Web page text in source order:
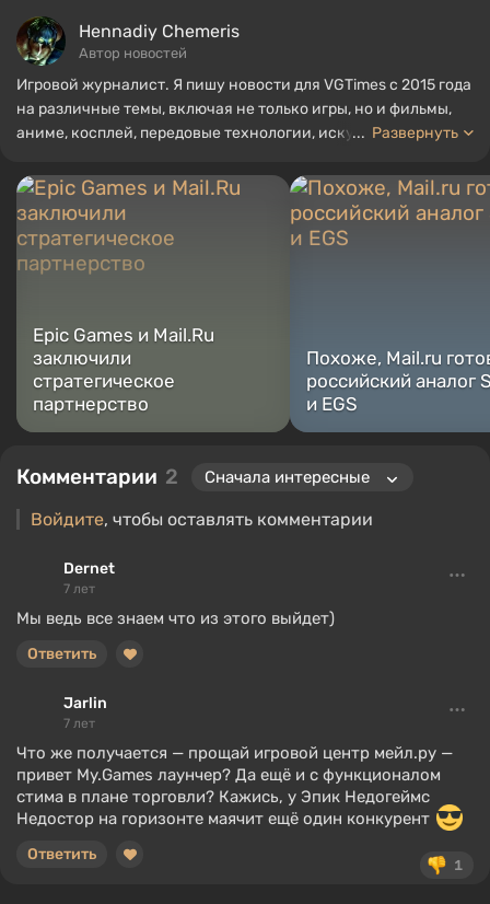
Hennadiy Chemеris
Автор новостей
Игровой журналист. Я пишу новости для VGTimes с 2015 года
на различные темы, включая не только игры, но и фильмы,
аниме, косплей, передовые технологии, искусственный
нескольких обзоров, топов, компиляций и других статей,
связанных с видеоиграми. Я собираю различные игровые
сувениры, включая фигурки, постеры, старые консоли и
многое другое. У меня есть живой интерес к ретро-играм. Я
играю с начала 2000-х на PC и консолях.
... Развернуть
Epic Games и Mail.Ru
заключили
стратегическое
партнерство
Похоже, Mail.ru
российский аналог
и EGS
Комментарии 2
Войдите, чтобы оставлять комментарии
Dernet
7 лет
Мы ведь все знаем что из этого выйдет)
Ответить
Jarlin
7 лет
Что же получается — прощай игровой центр мейл.ру —
привет My.Games лаунчер? Да ещё и с функционалом
стима в плане торговли? Кажись, у Эпик Недогеймс
Недостор на горизонте маячит ещё один конкурент
Ответить